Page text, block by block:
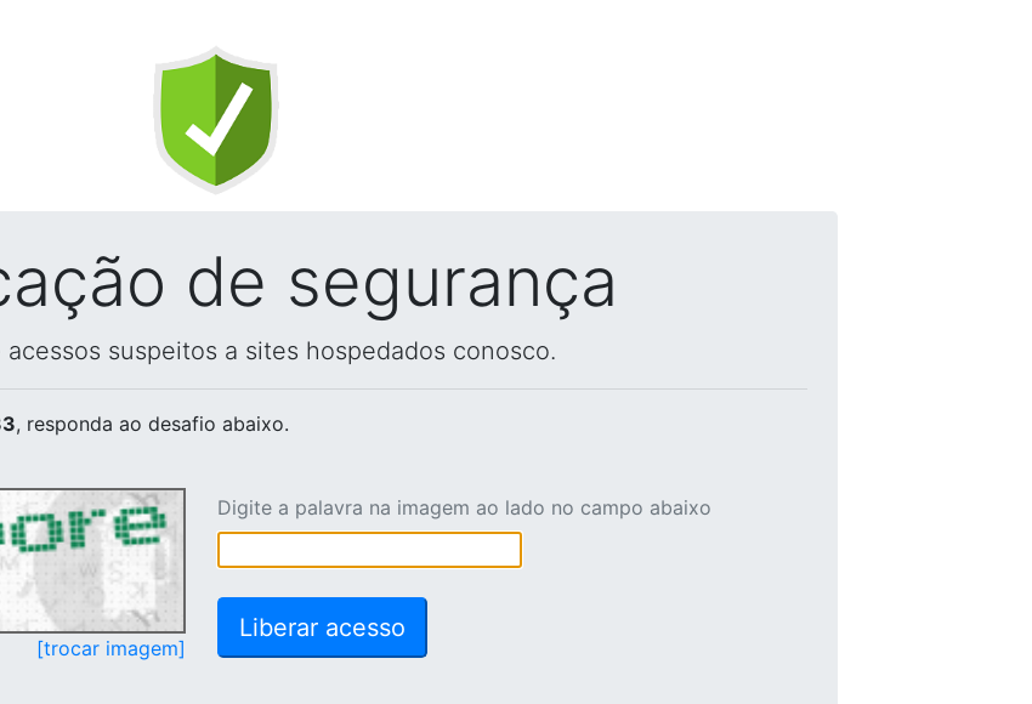
de segurança
suspeitos a sites hospedados conosco.
, responda ao desafio abaixo.
[trocar imagem]
Digite a palavra na imagem ao lado no campo abaixo